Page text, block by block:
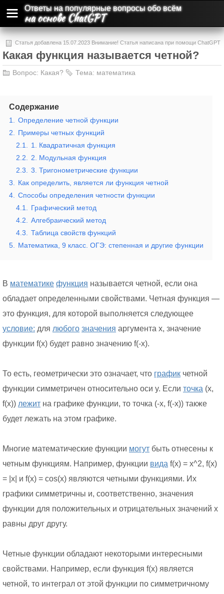
Ответы на популярные вопросы обо всём
на основе ChatGPT
Статья добавлена 15.07.2023 Внимание! Статья написана при помощи ChatGPT
и может содержать ошибки и неточности.
Какая функция называется четной?
Вопрос: Какая? Тема: математика
Содержание
1.
Определение четной функции
2.
Примеры четных функций
2.1.
1. Квадратичная функция
2.2.
2. Модульная функция
2.3.
3. Тригонометрические функции
3.
Как определить, является ли функция четной
4.
Способы определения четности функции
4.1.
Графический метод
4.2.
Алгебраический метод
4.3.
Таблица свойств функций
5.
Математика, 9 класс. ОГЭ: cтепенная и другие функции
В математике функция называется четной, если она
обладает определенными свойствами. Четная функция —
это функция, для которой выполняется следующее
условие: для любого значения аргумента x, значение
функции f(x) будет равно значению f(-x).
То есть, геометрически это означает, что график четной
функции симметричен относительно оси y. Если точка (x,
f(x)) лежит на графике функции, то точка (-x, f(-x)) также
будет лежать на этом графике.
Многие математические функции могут быть отнесены к
четным функциям. Например, функции вида f(x) = x^2, f(x)
= |x| и f(x) = cos(x) являются четными функциями. Их
графики симметричны и, соответственно, значения
функции для положительных и отрицательных значений x
равны друг другу.
Четные функции обладают некоторыми интересными
свойствами. Например, если функция f(x) является
четной, то интеграл от этой функции по симметричному